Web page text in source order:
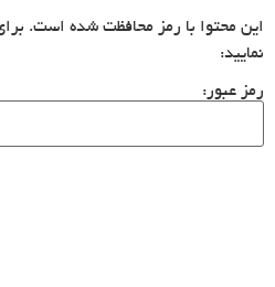
این محتوا با رمز محافظت شده است.
نمایید:
رمز عبور: